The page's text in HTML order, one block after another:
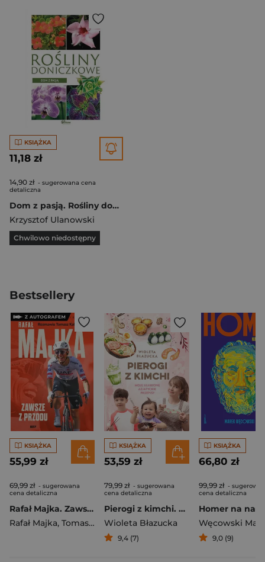
KSIĄŻKA
11,18 zł
14,90 zł - sugerowana cena
detaliczna
Dom z pasją. Rośliny doniczkowe
Krzysztof Ulanowski
Chwilowo niedostępny
Bestsellery
KSIĄŻKA
55,99 zł
69,99 zł - sugerowana
cena detaliczna
Rafał Majka. Zawsze z przodu. Rozmawia Tomasz Kalemba - książka z autografem
Rafał Majka, Tomasz Kalemba
KSIĄŻKA
53,59 zł
79,99 zł - sugerowana
cena detaliczna
Pierogi z kimchi. Moje ulubione azjatyckie przepisy
Wioleta Błazucka
9,4 (7)
KSIĄŻKA
66,80 zł
99,99 zł -
cena detaliczna
Węcowski
9,0 (9)